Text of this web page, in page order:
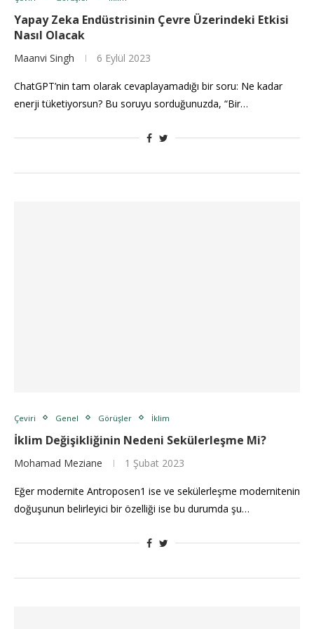
Yapay Zeka Endüstrisinin Çevre Üzerindeki Etkisi
Nasıl Olacak
Maanvi Singh 6 Eylül 2023
ChatGPT’nin tam olarak cevaplayamadığı bir soru: Ne kadar
enerji tüketiyorsun? Bu soruyu sorduğunuzda, “Bir…
Çeviri Genel Görüşler İklim
İklim Değişikliğinin Nedeni Sekülerleşme Mi?
Mohamad Meziane 1 Şubat 2023
Eğer modernite Antroposen1 ise ve sekülerleşme modernitenin
doğuşunun belirleyici bir özelliği ise bu durumda şu…